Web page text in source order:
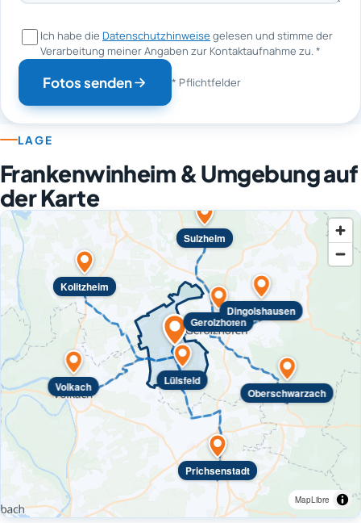
Ich habe die Datenschutzhinweise gelesen und stimme der
Verarbeitung meiner Angaben zur Kontaktaufnahme zu.*
Fotos senden * Pflichtfelder
LAGE
Frankenwinheim & Umgebung auf
der Karte
Lülsfeld
Gerolzhofen
Dingolshausen
Kolitzheim
Volkach
Sulzheim
Oberschwarzach
Prichsenstadt
MapLibre